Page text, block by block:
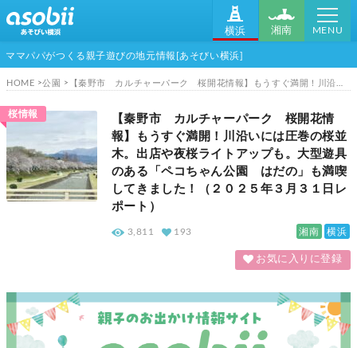
横浜 湘南 MENU
ママパパがつくる親子遊びの地元情報[あそびい横浜]
HOME 公園 【秦野市 カルチャーパーク 桜開花情報】もうすぐ満開！川沿いには圧巻の桜並木。出店や夜桜ライトアップも。大型遊具のある「ペコちゃん公園 はだの」も満喫してきました！（２０２５年３月３１日レポート）
桜情報
【秦野市 カルチャーパーク 桜開花情
報】もうすぐ満開！川沿いには圧巻の桜並
木。出店や夜桜ライトアップも。大型遊具
のある「ペコちゃん公園 はだの」も満喫
してきました！（２０２５年３月３１日レ
ポート）
湘南 横浜
3,811 193
お気に入りに登録